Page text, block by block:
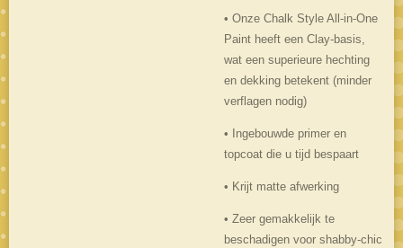
• Onze Chalk Style All-in-One
Paint heeft een Clay-basis,
wat een superieure hechting
en dekking betekent (minder
verflagen nodig)
• Ingebouwde primer en
topcoat die u tijd bespaart
• Krijt matte afwerking
• Zeer gemakkelijk te
beschadigen voor shabby-chic